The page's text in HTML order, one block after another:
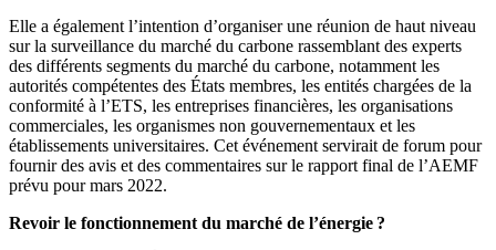
Elle a également l’intention d’organiser une réunion de haut niveau
sur la surveillance du marché du carbone rassemblant des experts
des différents segments du marché du carbone, notamment les
autorités compétentes des États membres, les entités chargées de la
conformité à l’ETS, les entreprises financières, les organisations
commerciales, les organismes non gouvernementaux et les
établissements universitaires. Cet événement servirait de forum pour
fournir des avis et des commentaires sur le rapport final de l’AEMF
prévu pour mars 2022.
Revoir le fonctionnement du marché de l’énergie ?